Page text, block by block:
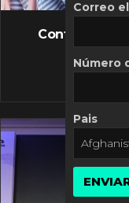
Controversia
Correo
Número
Pais